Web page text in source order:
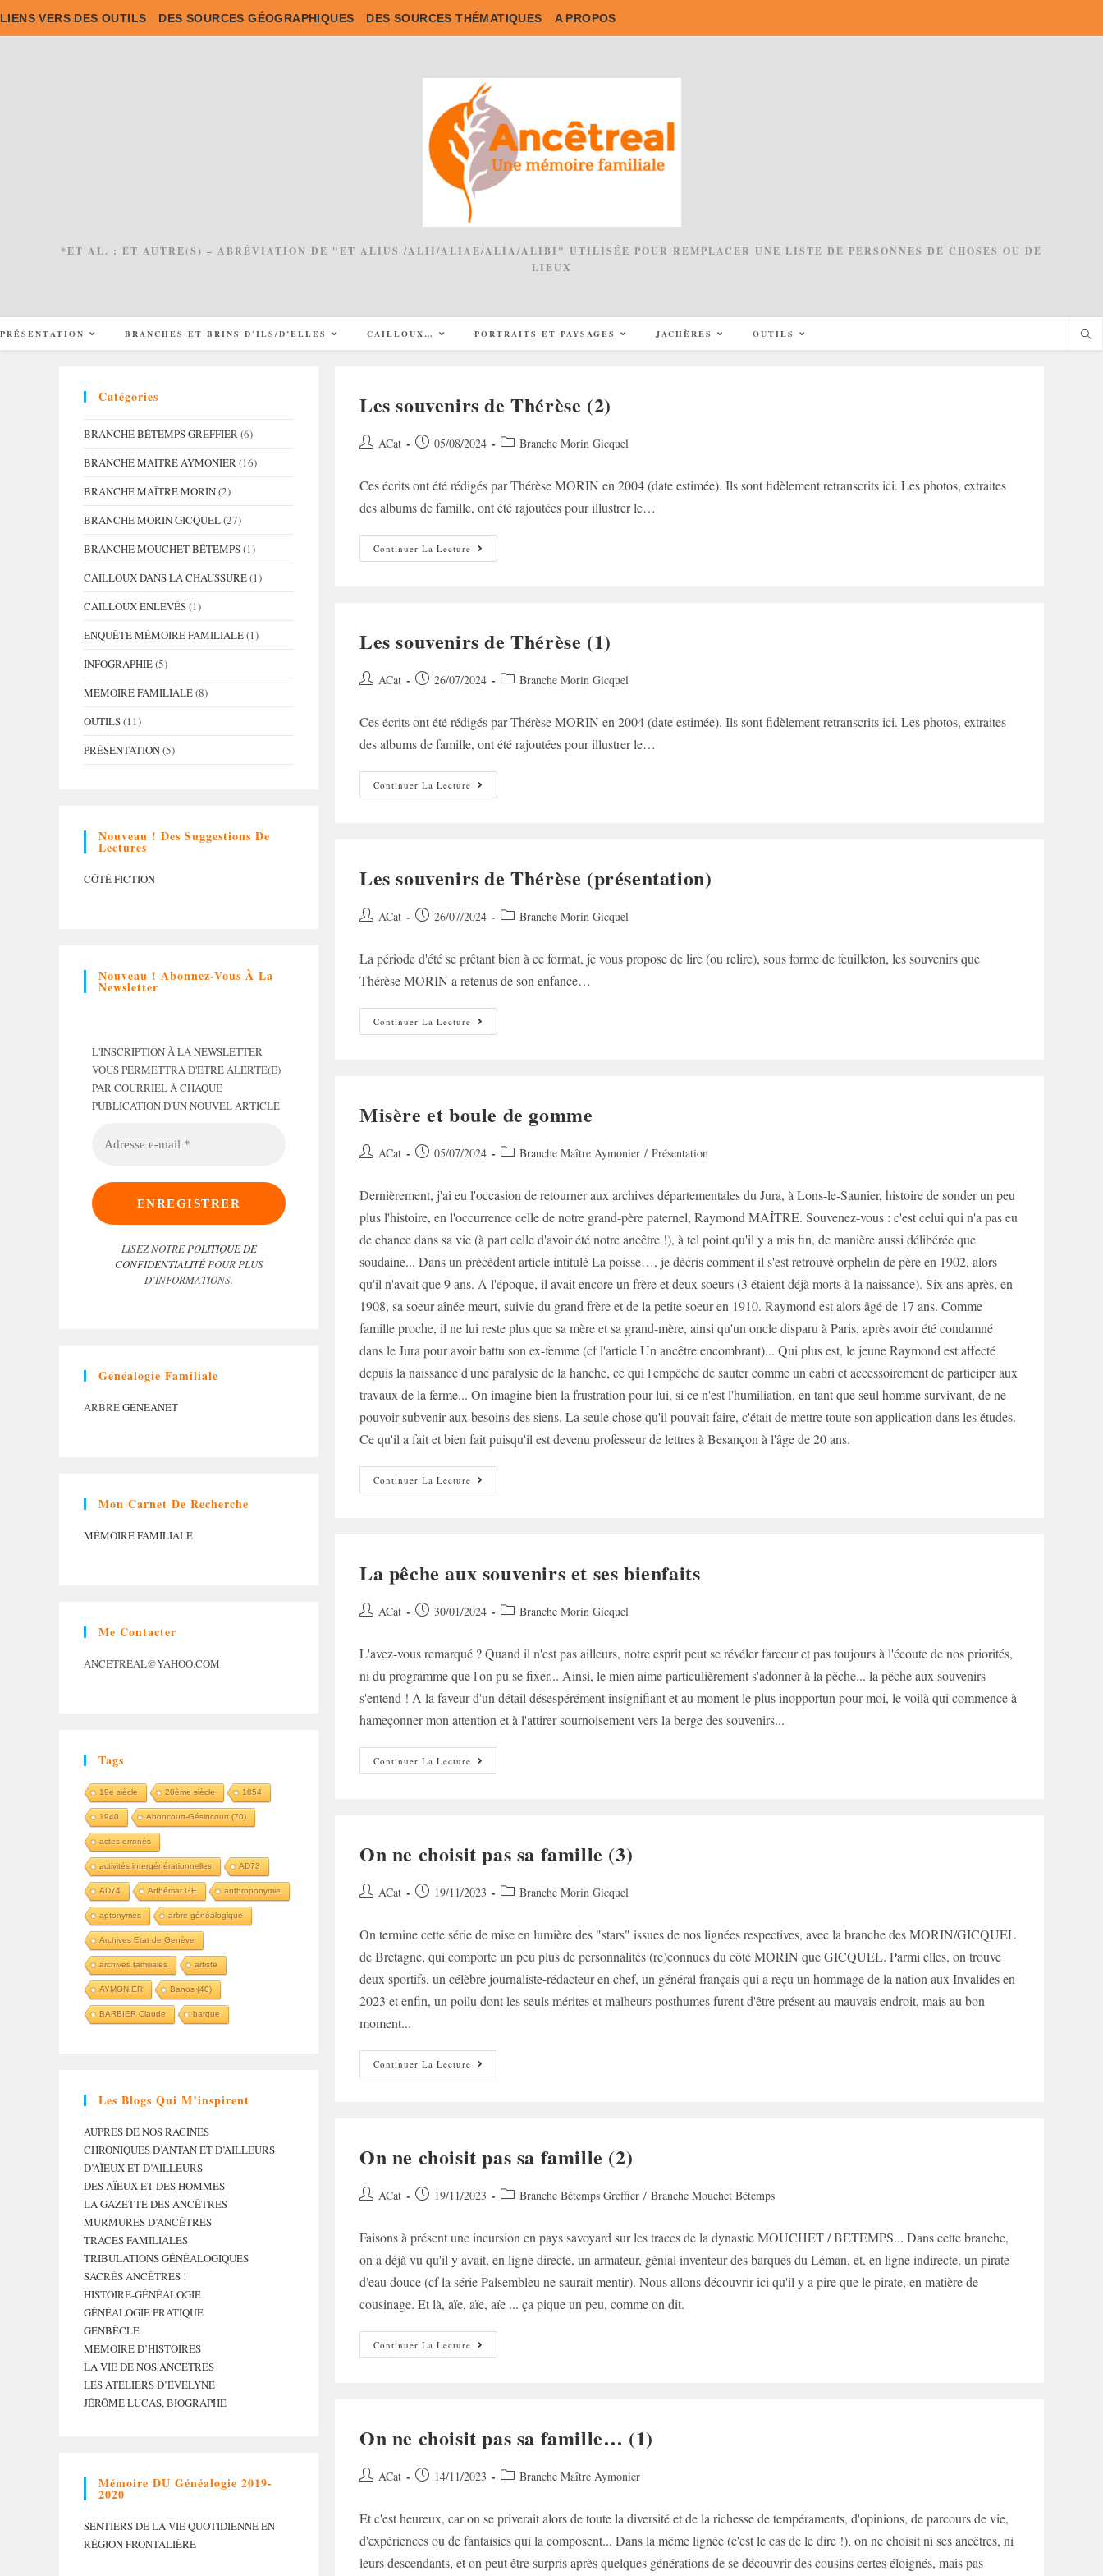
to
LIENS VERS DES OUTILS DES SOURCES GÉOGRAPHIQUES DES SOURCES THÉMATIQUES A PROPOS
*ET AL. : ET AUTRE(S) – ABRÉVIATION DE "ET ALIUS /ALII/ALIAE/ALIA/ALIBI" UTILISÉE POUR REMPLACER UNE LISTE DE PERSONNES DE CHOSES OU DE
LIEUX
PRÉSENTATION BRANCHES ET BRINS D’ILS/D’ELLES CAILLOUX… PORTRAITS ET PAYSAGES JACHÈRES OUTILS
Les souvenirs de Thérèse (2)
Auteur/autrice
publication :
ACat
Post 05/08/2024
Post Branche Morin Gicquel
Ces écrits ont été rédigés par Thérèse MORIN en 2004 (date estimée). Ils sont fidèlement retranscrits ici. Les photos, extraites
des albums de famille, ont été rajoutées pour illustrer le…
Continuer La Lecture Les
Souvenirs
Les souvenirs de Thérèse (1)
Auteur/autrice
publication :
ACat
Post 26/07/2024
Post Branche Morin Gicquel
Ces écrits ont été rédigés par Thérèse MORIN en 2004 (date estimée). Ils sont fidèlement retranscrits ici. Les photos, extraites
des albums de famille, ont été rajoutées pour illustrer le…
Continuer La Lecture Les
Souvenirs
Les souvenirs de Thérèse (présentation)
Auteur/autrice
publication :
ACat
Post 26/07/2024
Post Branche Morin Gicquel
La période d'été se prêtant bien à ce format, je vous propose de lire (ou relire), sous forme de feuilleton, les souvenirs que
Thérèse MORIN a retenus de son enfance…
Continuer La Lecture Les
Souvenirs
Misère et boule de gomme
Auteur/autrice
publication :
ACat
Post 05/07/2024
Post Branche Maître Aymonier / Présentation
Dernièrement, j'ai eu l'occasion de retourner aux archives départementales du Jura, à Lons-le-Saunier, histoire de sonder un peu
plus l'histoire, en l'occurrence celle de notre grand-père paternel, Raymond MAÎTRE. Souvenez-vous : c'est celui qui n'a pas eu
de chance dans sa vie (à part celle d'avoir été notre ancêtre !), à tel point qu'il y a mis fin, de manière aussi délibérée que
soudaine... Dans un précédent article intitulé La poisse…, je décris comment il s'est retrouvé orphelin de père en 1902, alors
qu'il n'avait que 9 ans. A l'époque, il avait encore un frère et deux soeurs (3 étaient déjà morts à la naissance). Six ans après, en
1908, sa soeur aînée meurt, suivie du grand frère et de la petite soeur en 1910. Raymond est alors âgé de 17 ans. Comme
famille proche, il ne lui reste plus que sa mère et sa grand-mère, ainsi qu'un oncle disparu à Paris, après avoir été condamné
dans le Jura pour avoir battu son ex-femme (cf l'article Un ancêtre encombrant)... Qui plus est, le jeune Raymond est affecté
depuis la naissance d'une paralysie de la hanche, ce qui l'empêche de sauter comme un cabri et accessoirement de participer aux
travaux de la ferme... On imagine bien la frustration pour lui, si ce n'est l'humiliation, en tant que seul homme survivant, de ne
pouvoir subvenir aux besoins des siens. La seule chose qu'il pouvait faire, c'était de mettre toute son application dans les études.
Ce qu'il a fait et bien fait puisqu'il est devenu professeur de lettres à Besançon à l'âge de 20 ans.
Continuer La Lecture Misère
Et
La pêche aux souvenirs et ses bienfaits
Auteur/autrice
publication :
ACat
Post 30/01/2024
Post Branche Morin Gicquel
L'avez-vous remarqué ? Quand il n'est pas ailleurs, notre esprit peut se révéler farceur et pas toujours à l'écoute de nos priorités,
ni du programme que l'on pu se fixer... Ainsi, le mien aime particulièrement s'adonner à la pêche... la pêche aux souvenirs
s'entend ! A la faveur d'un détail désespérément insignifiant et au moment le plus inopportun pour moi, le voilà qui commence à
hameçonner mon attention et à l'attirer sournoisement vers la berge des souvenirs...
Continuer La Lecture La
Pêche
On ne choisit pas sa famille (3)
Auteur/autrice
publication :
ACat
Post 19/11/2023
Post Branche Morin Gicquel
On termine cette série de mise en lumière des "stars" issues de nos lignées respectives, avec la branche des MORIN/GICQUEL
de Bretagne, qui comporte un peu plus de personnalités (re)connues du côté MORIN que GICQUEL. Parmi elles, on trouve
deux sportifs, un célèbre journaliste-rédacteur en chef, un général français qui a reçu un hommage de la nation aux Invalides en
2023 et enfin, un poilu dont les seuls mérites et malheurs posthumes furent d'être présent au mauvais endroit, mais au bon
moment...
Continuer La Lecture On
Ne
On ne choisit pas sa famille (2)
Auteur/autrice
publication :
ACat
Post 19/11/2023
Post Branche Bétemps Greffier / Branche Mouchet Bétemps
Faisons à présent une incursion en pays savoyard sur les traces de la dynastie MOUCHET / BETEMPS... Dans cette branche,
on a déjà vu qu'il y avait, en ligne directe, un armateur, génial inventeur des barques du Léman, et, en ligne indirecte, un pirate
d'eau douce (cf la série Palsembleu ne saurait mentir). Nous allons découvrir ici qu'il y a pire que le pirate, en matière de
cousinage. Et là, aïe, aïe, aïe ... ça pique un peu, comme on dit.
Continuer La Lecture On
Ne
On ne choisit pas sa famille… (1)
Auteur/autrice
publication :
ACat
Post 14/11/2023
Post Branche Maître Aymonier
Et c'est heureux, car on se priverait alors de toute la diversité et de la richesse de tempéraments, d'opinions, de parcours de vie,
d'expériences ou de fantaisies qui la composent... Dans la même lignée (c'est le cas de le dire !), on ne choisit ni ses ancêtres, ni
leurs descendants, et on peut être surpris après quelques générations de se découvrir des cousins certes éloignés, mais pas
Catégories
BRANCHE BÉTEMPS GREFFIER(6)
BRANCHE MAÎTRE AYMONIER(16)
BRANCHE MAÎTRE MORIN(2)
BRANCHE MORIN GICQUEL(27)
BRANCHE MOUCHET BÉTEMPS(1)
CAILLOUX DANS LA CHAUSSURE(1)
CAILLOUX ENLEVÉS(1)
ENQUÊTE MÉMOIRE FAMILIALE(1)
INFOGRAPHIE(5)
MÉMOIRE FAMILIALE(8)
OUTILS(11)
PRÉSENTATION(5)
Nouveau ! Des Suggestions De
Lectures
CÔTÉ FICTION
Nouveau ! Abonnez-Vous À La
Newsletter
L'INSCRIPTION À LA NEWSLETTER
VOUS PERMETTRA D'ÊTRE ALERTÉ(E)
PAR COURRIEL À CHAQUE
PUBLICATION D'UN NOUVEL ARTICLE
LISEZ NOTREPOLITIQUE DE
CONFIDENTIALITÉPOUR PLUS
D’INFORMATIONS.
Généalogie Familiale
ARBREGENEANET
Mon Carnet De Recherche
MÉMOIRE FAMILIALE
Me Contacter
ANCETREAL@YAHOO.COM
Tags
19e siècle 20ème siècle 1854
1940 Aboncourt-Gésincourt (70)
actes erronés
activités intergénérationnelles AD73
AD74 Adhémar GE anthroponymie
aptonymes arbre généalogique
Archives Etat de Genève
archives familiales artiste
AYMONIER Banos (40)
BARBIER Claude barque
Les Blogs Qui M’inspirent
AUPRÈS DE NOS RACINES
CHRONIQUES D’ANTAN ET D’AILLEURS
D’AÏEUX ET D’AILLEURS
DES AÏEUX ET DES HOMMES
LA GAZETTE DES ANCÊTRES
MURMURES D’ANCÊTRES
TRACES FAMILIALES
TRIBULATIONS GÉNÉALOGIQUES
SACRÉS ANCÊTRES !
HISTOIRE-GÉNÉALOGIE
GÉNÉALOGIE PRATIQUE
GENBÈCLE
MÉMOIRE D’HISTOIRES
LA VIE DE NOS ANCÊTRES
LES ATELIERS D’EVELYNE
JÉRÔME LUCAS, BIOGRAPHE
Mémoire DU Généalogie 2019-
2020
SENTIERS DE LA VIE QUOTIDIENNE EN
RÉGION FRONTALIÈRE